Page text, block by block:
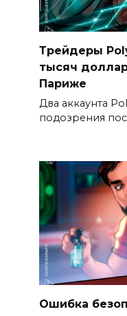
Трейдеры
тысяч
Париже
Два аккаунта
подозрения
Ошибка